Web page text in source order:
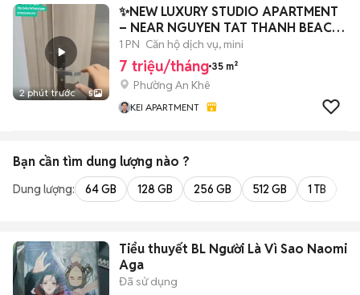
2 phút trước 5
✨NEW LUXURY STUDIO APARTMENT
– NEAR NGUYEN TAT THANH BEACH
✨
1 PN Căn hộ dịch vụ, mini
7 triệu/tháng 35 m²
Phường An Khê
KEI APARTMENT
Bạn cần tìm dung lượng nào ?
Dung lượng: 64 GB 128 GB 256 GB 512 GB 1 TB
Tiểu thuyết BL Người Là Vì Sao Naomi
Aga
Đã sử dụng